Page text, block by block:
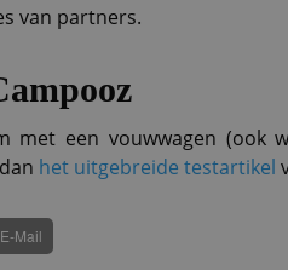
van partners.
met een vouwwagen (ook
het uitgebreide testartikel
E-Mail